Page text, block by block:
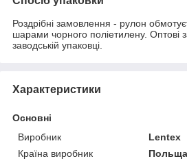
Роздрібні замовлення - рулон
шарами чорного поліетилену. Оптові
заводській упаковці.
Характеристики
Основні
Виробник
Lentex
Країна виробник
Польща